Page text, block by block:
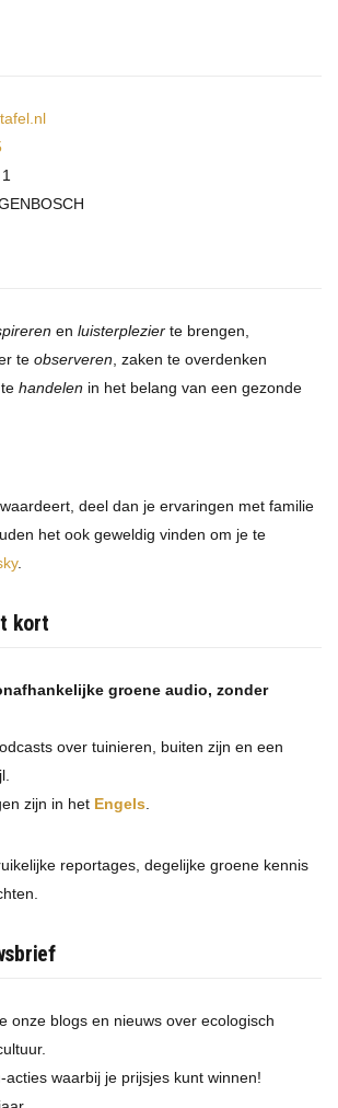
en luisterplezier te brengen,
te observeren , zaken te overdenken
handelen in het belang van een gezonde
deel dan je ervaringen met familie
het ook geweldig vinden om je te
.
kort
groene audio, zonder
over tuinieren, buiten zijn en een
zijn in het Engels
reportages, degelijke groene kennis
onze blogs en nieuws over ecologisch
acties waarbij je prijsjes kunt winnen!